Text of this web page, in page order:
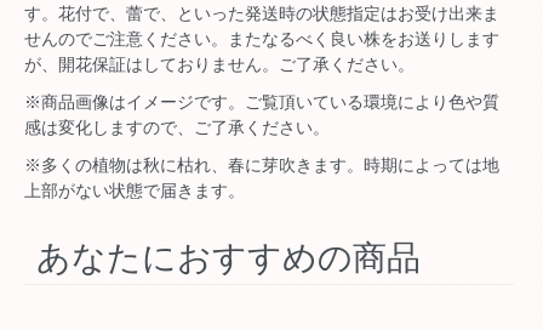
す。花付で、蕾で、といった発送時の状態指定はお受け出来ま
せんのでご注意ください。またなるべく良い株をお送りします
が、開花保証はしておりません。ご了承ください。
※商品画像はイメージです。ご覧頂いている環境により色や質
感は変化しますので、ご了承ください。
※多くの植物は秋に枯れ、春に芽吹きます。時期によっては地
上部がない状態で届きます。
あなたにおすすめの商品